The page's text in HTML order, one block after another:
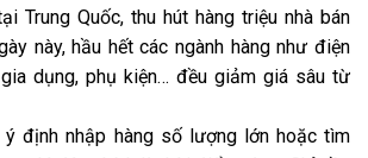
Trung Quốc, thu hút hàng triệu nhà bán
này, hầu hết các ngành hàng như điện
dụng, phụ kiện… đều giảm giá sâu từ
ý định nhập hàng số lượng lớn hoặc tìm